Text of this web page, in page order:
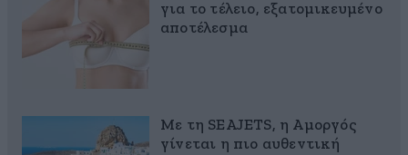
για το τέλειο, εξατομικευμένο
αποτέλεσμα
Με τη SEAJETS, η Αμοργός
γίνεται η πιο αυθεντική